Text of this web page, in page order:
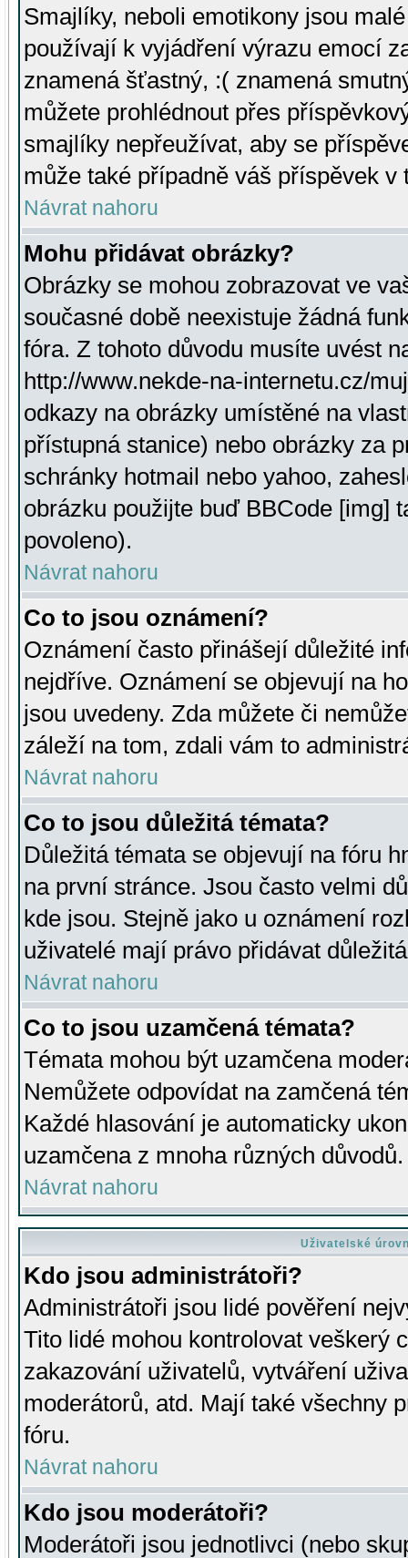
Smajlíky, neboli emotikony jsou
používají k vyjádření výrazu emocí
znamená šťastný, :( znamená
můžete prohlédnout přes
smajlíky nepřeužívat, aby se
může také případně váš příspěvek v
Návrat nahoru
Mohu přidávat obrázky?
Obrázky se mohou zobrazovat ve
současné době neexistuje žádná
fóra. Z tohoto důvodu musíte uvést
http://www.nekde-na-internetu.cz/
odkazy na obrázky umístěné na
přístupná stanice) nebo obrázky za
schránky hotmail nebo yahoo,
obrázku použijte buď BBCode [img]
povoleno).
Návrat nahoru
Co to jsou oznámení?
Oznámení často přinášejí důležité
nejdříve. Oznámení se objevují na
jsou uvedeny. Zda můžete či
záleží na tom, zdali vám to
Návrat nahoru
Co to jsou důležitá témata?
Důležitá témata se objevují na fóru
na první stránce. Jsou často velmi
kde jsou. Stejně jako u oznámení
uživatelé mají právo přidávat
Návrat nahoru
Co to jsou uzamčená témata?
Témata mohou být uzamčena
Nemůžete odpovídat na zamčená
Každé hlasování je automaticky
uzamčena z mnoha různých důvodů.
Návrat nahoru
Uživatelské
Kdo jsou administrátoři?
Administrátoři jsou lidé pověření
Tito lidé mohou kontrolovat veškerý
zakazování uživatelů, vytváření
moderátorů, atd. Mají také všechny
fóru.
Návrat nahoru
Kdo jsou moderátoři?
Moderátoři jsou jednotlivci (nebo